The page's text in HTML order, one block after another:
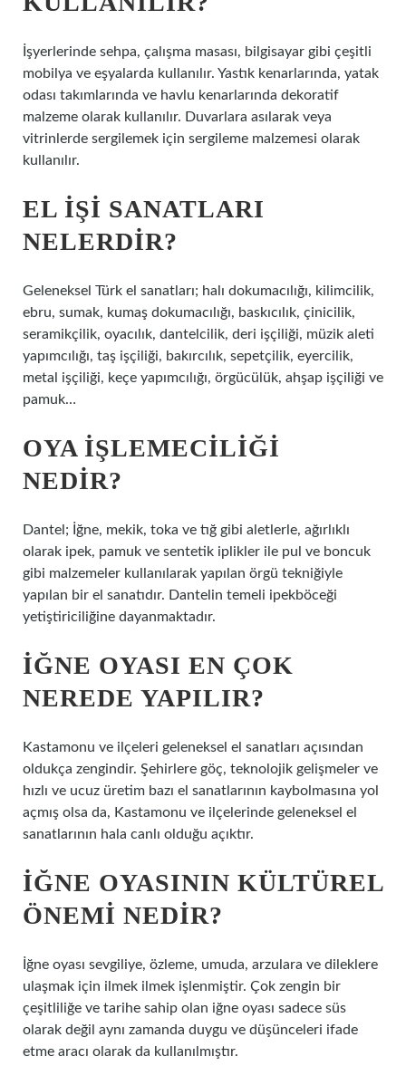
İşyerlerinde sehpa, çalışma masası, bilgisayar gibi çeşitli
mobilya ve eşyalarda kullanılır. Yastık kenarlarında, yatak
odası takımlarında ve havlu kenarlarında dekoratif
malzeme olarak kullanılır. Duvarlara asılarak veya
vitrinlerde sergilemek için sergileme malzemesi olarak
kullanılır.
EL IŞI SANATLARI
NELERDIR?
Geleneksel Türk el sanatları; halı dokumacılığı, kilimcilik,
ebru, sumak, kumaş dokumacılığı, baskıcılık, çinicilik,
seramikçilik, oyacılık, dantelcilik, deri işçiliği, müzik aleti
yapımcılığı, taş işçiliği, bakırcılık, sepetçilik, eyercilik,
metal işçiliği, keçe yapımcılığı, örgücülük, ahşap işçiliği ve
pamuk…
OYA IŞLEMECILIĞI
NEDIR?
Dantel; İğne, mekik, toka ve tığ gibi aletlerle, ağırlıklı
olarak ipek, pamuk ve sentetik iplikler ile pul ve boncuk
gibi malzemeler kullanılarak yapılan örgü tekniğiyle
yapılan bir el sanatıdır. Dantelin temeli ipekböceği
yetiştiriciliğine dayanmaktadır.
İĞNE OYASI EN ÇOK
NEREDE YAPILIR?
Kastamonu ve ilçeleri geleneksel el sanatları açısından
oldukça zengindir. Şehirlere göç, teknolojik gelişmeler ve
hızlı ve ucuz üretim bazı el sanatlarının kaybolmasına yol
açmış olsa da, Kastamonu ve ilçelerinde geleneksel el
sanatlarının hala canlı olduğu açıktır.
İĞNE OYASININ KÜLTÜREL
ÖNEMI NEDIR?
İğne oyası sevgiliye, özleme, umuda, arzulara ve dileklere
ulaşmak için ilmek ilmek işlenmiştir. Çok zengin bir
çeşitliliğe ve tarihe sahip olan iğne oyası sadece süs
olarak değil aynı zamanda duygu ve düşünceleri ifade
etme aracı olarak da kullanılmıştır.